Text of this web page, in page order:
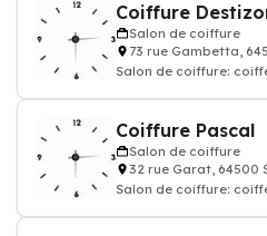
Coiffure
Salon de coiffure
73 rue Gambetta,
Salon de coiffure:
Coiffure Pascal
Salon de coiffure
32 rue Garat, 64500
Salon de coiffure: